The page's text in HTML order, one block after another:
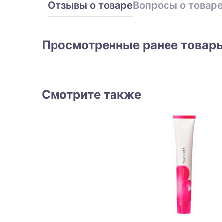
Отзывы о товареВопросы о
Просмотренные ранее
Смотрите также